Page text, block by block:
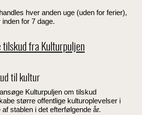
hver anden uge (uden for ferier),
for 7 dage.
tilskud fra Kulturpuljen
til kultur
Kulturpuljen om tilskud
større offentlige kulturoplevelser i
stablen i det efterfølgende år.